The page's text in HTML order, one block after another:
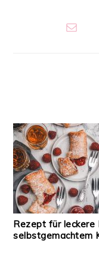
Rezept für leckere
selbstgemachtem